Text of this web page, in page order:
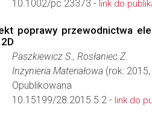
10.1002/pc.23373 - link do
poprawy przewodnictwa
Paszkiewicz S., Rosłaniec Z.
Inzynieria Materiałowa (rok:
Opublikowana
10.15199/28.2015.5.2 - link do